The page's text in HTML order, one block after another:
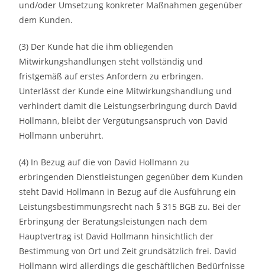
und/oder Umsetzung konkreter Maßnahmen gegenüber
dem Kunden.
(3) Der Kunde hat die ihm obliegenden
Mitwirkungshandlungen steht vollständig und
fristgemäß auf erstes Anfordern zu erbringen.
Unterlässt der Kunde eine Mitwirkungshandlung und
verhindert damit die Leistungserbringung durch David
Hollmann, bleibt der Vergütungsanspruch von David
Hollmann unberührt.
(4) In Bezug auf die von David Hollmann zu
erbringenden Dienstleistungen gegenüber dem Kunden
steht David Hollmann in Bezug auf die Ausführung ein
Leistungsbestimmungsrecht nach § 315 BGB zu. Bei der
Erbringung der Beratungsleistungen nach dem
Hauptvertrag ist David Hollmann hinsichtlich der
Bestimmung von Ort und Zeit grundsätzlich frei. David
Hollmann wird allerdings die geschäftlichen Bedürfnisse